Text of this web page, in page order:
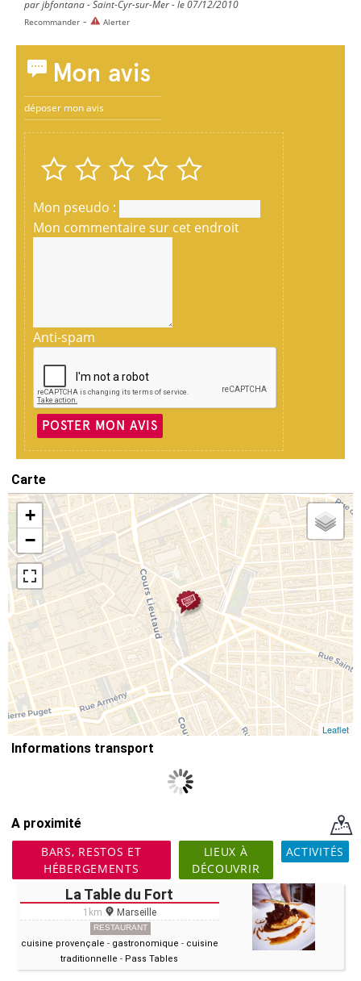
par jbfontana - Saint-Cyr-sur-Mer - le 07/12/2010
Recommander - Alerter
Mon avis
déposer mon avis
Mon pseudo :
Mon commentaire sur cet endroit
Anti-spam
POSTER MON AVIS
Carte
+
−
Leaflet
Informations transport
A proximité
BARS, RESTOS ET
HÉBERGEMENTS
LIEUX À
DÉCOUVRIR
ACTIVITÉS
La Table du Fort
1km Marseille
RESTAURANT
cuisine provençale - gastronomique - cuisine
traditionnelle - Pass Tables